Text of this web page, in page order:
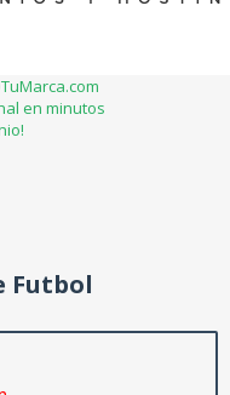
en minutos
Futbol